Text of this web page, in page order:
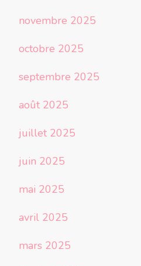
novembre 2025
octobre 2025
septembre 2025
août 2025
juillet 2025
juin 2025
mai 2025
avril 2025
mars 2025